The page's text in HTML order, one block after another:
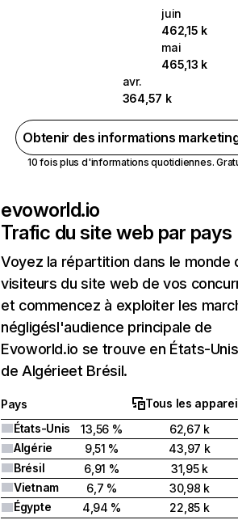
juin
462,15 k
mai
465,13 k
avr.
364,57 k
Obtenir des informations
10 fois plus d'informations quotidiennes.
evoworld.io
Trafic du site web par pays
Voyez la répartition dans le monde
visiteurs du site web de vos
et commencez à exploiter les
négligésl'audience principale de
Evoworld.io se trouve en États-
de Algérieet Brésil.
Pays
Tous les
États-Unis
13,56 %
62,67 k
Algérie
9,51 %
43,97 k
Brésil
6,91 %
31,95 k
Vietnam
6,7 %
30,98 k
Égypte
4,94 % 22,85 k